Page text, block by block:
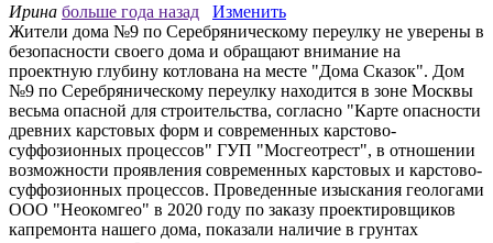
Ирина больше года назад
Изменить
Жители дома №9 по Серебряническому переулку не уверены в
безопасности своего дома и обращают внимание на
проектную глубину котлована на месте "Дома Сказок". Дом
№9 по Серебряническому переулку находится в зоне Москвы
весьма опасной для строительства, согласно "Карте опасности
древних карстовых форм и современных карстово-
суффозионных процессов" ГУП "Мосгеотрест", в отношении
возможности проявления современных карстовых и карстово-
суффозионных процессов. Проведенные изыскания геологами
ООО "Неокомгео" в 2020 году по заказу проектировщиков
капремонта нашего дома, показали наличие в грунтах